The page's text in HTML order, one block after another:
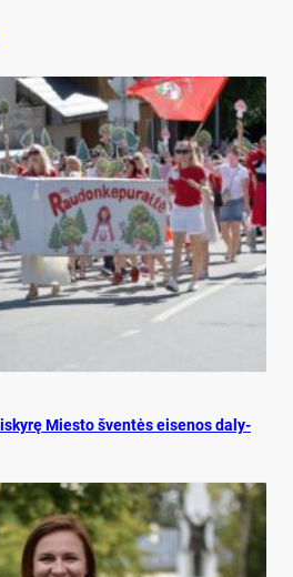
Mies­to šven­tės ei­se­nos da­ly­